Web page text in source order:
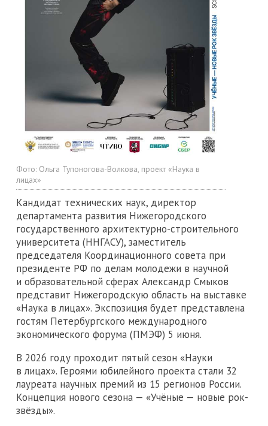
Фото: Ольга Тупоногова-Волкова, проект «Наука в
лицах»
Кандидат технических наук, директор
департамента развития Нижегородского
государственного архитектурно-строительного
университета (ННГАСУ), заместитель
председателя Координационного совета при
президенте РФ по делам молодежи в научной
и образовательной сферах Александр Смыков
представит Нижегородскую область на выставке
«Наука в лицах». Экспозиция будет представлена
гостям Петербургского международного
экономического форума (ПМЭФ) 5 июня.
В 2026 году проходит пятый сезон «Науки
в лицах». Героями юбилейного проекта стали 32
лауреата научных премий из 15 регионов России.
Концепция нового сезона — «Учёные — новые рок-
звёзды».